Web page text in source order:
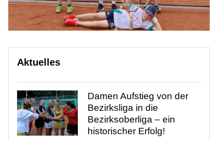
Jugend
VR Talentiade U9
KIDs-Cup U12
Juniorinnen U15
Junioren U15
Juniorinnen U18
Junioren U18
Aktuelles
Damen Aufstieg von der
Bezirksliga in die
Bezirksoberliga – ein
historischer Erfolg!